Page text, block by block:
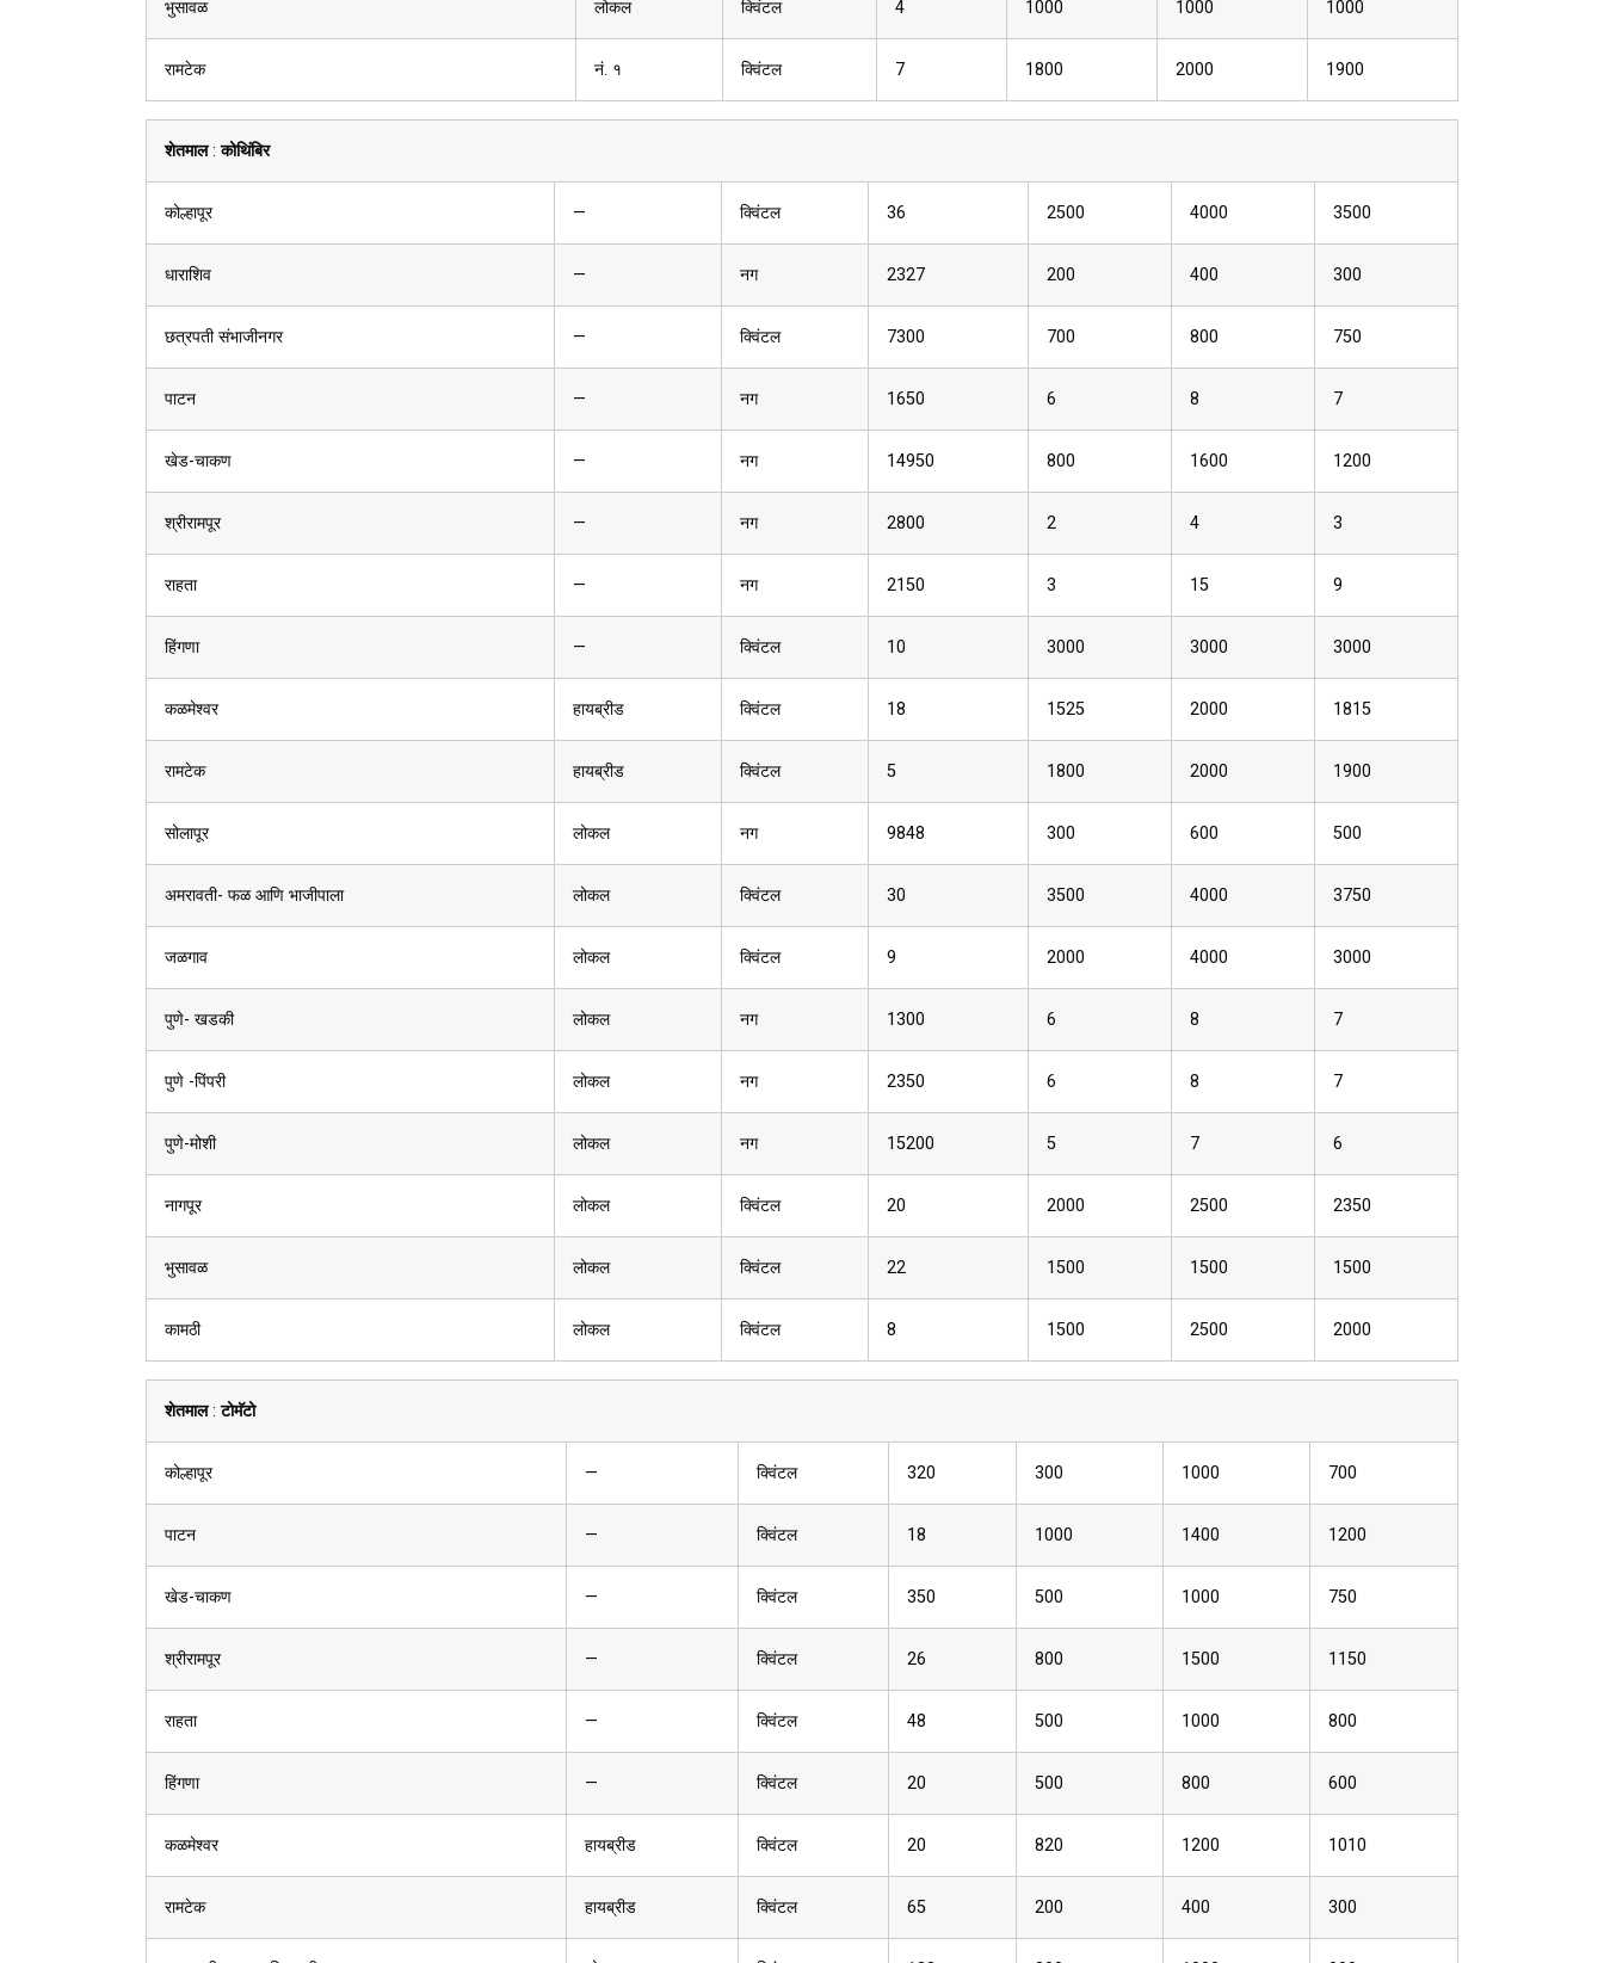
भुसावळ लोकल क्विंटल 4 1000 1000 1000
रामटेक नं. १ क्विंटल 7 1800 2000 1900
शेतमाल:कोथिंबिर
कोल्हापूर — क्विंटल 36 2500 4000 3500
धाराशिव — नग 2327 200 400 300
छत्रपती संभाजीनगर — क्विंटल 7300 700 800 750
पाटन — नग 1650 6 8 7
खेड-चाकण — नग 14950 800 1600 1200
श्रीरामपूर — नग 2800 2 4 3
राहता — नग 2150 3 15 9
हिंगणा — क्विंटल 10 3000 3000 3000
कळमेश्वर हायब्रीड क्विंटल 18 1525 2000 1815
रामटेक हायब्रीड क्विंटल 5 1800 2000 1900
सोलापूर लोकल नग 9848 300 600 500
अमरावती- फळ आणि भाजीपाला लोकल क्विंटल 30 3500 4000 3750
जळगाव लोकल क्विंटल 9 2000 4000 3000
पुणे- खडकी लोकल नग 1300 6 8 7
पुणे -पिंपरी लोकल नग 2350 6 8 7
पुणे-मोशी लोकल नग 15200 5 7 6
नागपूर लोकल क्विंटल 20 2000 2500 2350
भुसावळ लोकल क्विंटल 22 1500 1500 1500
कामठी लोकल क्विंटल 8 1500 2500 2000
शेतमाल:टोमॅटो
कोल्हापूर — क्विंटल 320 300 1000 700
पाटन — क्विंटल 18 1000 1400 1200
खेड-चाकण — क्विंटल 350 500 1000 750
श्रीरामपूर — क्विंटल 26 800 1500 1150
राहता — क्विंटल 48 500 1000 800
हिंगणा — क्विंटल 20 500 800 600
कळमेश्वर हायब्रीड क्विंटल 20 820 1200 1010
रामटेक हायब्रीड क्विंटल 65 200 400 300